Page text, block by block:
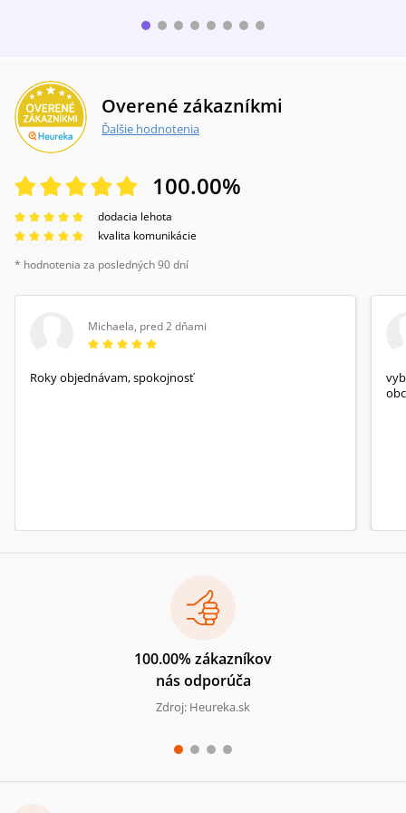
Overené zákazníkmi
Ďalšie hodnotenia
100.00%
dodacia lehota
kvalita komunikácie
* hodnotenia za posledných 90 dní
Michaela, pred 2 dňami
Roky objednávam, spokojnosť
100.00% zákazníkov
nás odporúča
Zdroj: Heureka.sk